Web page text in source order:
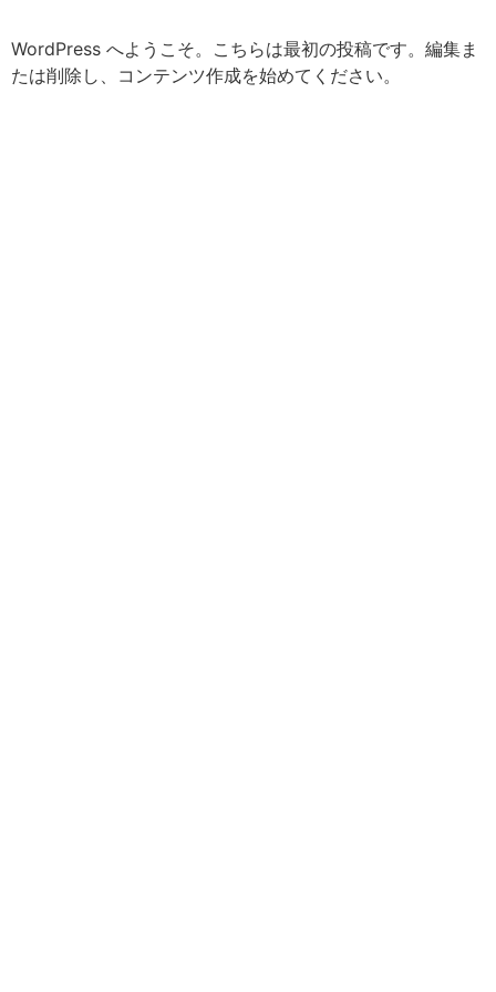
WordPress へようこそ。こちらは最初の投稿です。編集ま
たは削除し、コンテンツ作成を始めてください。